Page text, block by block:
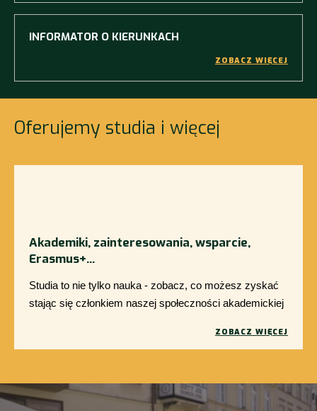
INFORMATOR O KIERUNKACH
ZOBACZ WIĘCEJ
Oferujemy studia i więcej
Akademiki, zainteresowania, wsparcie,
Erasmus+...
Studia to nie tylko nauka - zobacz, co możesz zyskać
stając się członkiem naszej społeczności akademickiej
ZOBACZ WIĘCEJ